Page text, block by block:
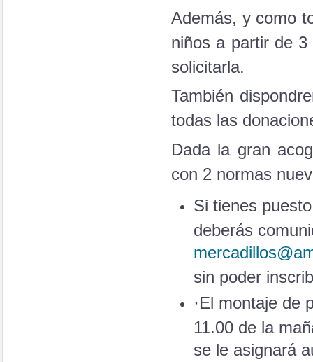
Además, y como
niños a partir de
solicitarla.
También
todas las
Dada la gran
con 2 normas
Si tienes
deberás
sin poder
·El montaje de
11.00 de la
se le asignará